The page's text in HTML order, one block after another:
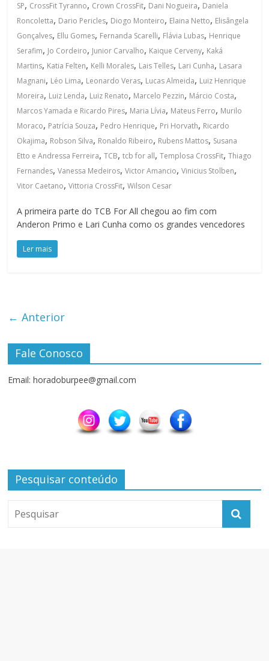
SP, CrossFit Tyranno, Crown CrossFit, Dani Nogueira, Daniela
Roncoletta, Dario Pericles, Diogo Monteiro, Elaina Netto, Elisângela
Gonçalves, Ellu Gomes, Fernanda Scarelli, Flávia Lubas, Henrique
Serafim, Jo Cordeiro, Junior Carvalho, Kaique Cerveny, Kaká
Martins, Katia Felten, Kelli Morales, Lais Telles, Lari Cunha, Lasara
Magnani, Léo Lima, Leonardo Veras, Lucas Almeida, Luiz Henrique
Moreira, Luiz Lenda, Luiz Renato, Marcelo Pezzin, Márcio Costa,
Marcos Yamada e Ricardo Pires, Maria Lívia, Mateus Ferro, Murilo
Moraco, Patrícia Souza, Pedro Henrique, Pri Horvath, Ricardo
Okajima, Robson Silva, Ronaldo Ribeiro, Rubens Mattos, Susana
Etto e Andressa Ferreira,TCB,tcb for all,Templosa CrossFit,Thiago
Fernandes,Vanessa Medeiros,Victor Amancio,Vinicius Stolben,
Vitor Caetano,Vittoria CrossFit,Wilson Cesar
A primeira parte do TCB For All chegou ao fim com
Anderon Primo e Lari Cunha como os grandes vencedores
Ler mais
← Anterior
Fale Conosco
Email: horadoburpee@gmail.com
Pesquisar conteúdo